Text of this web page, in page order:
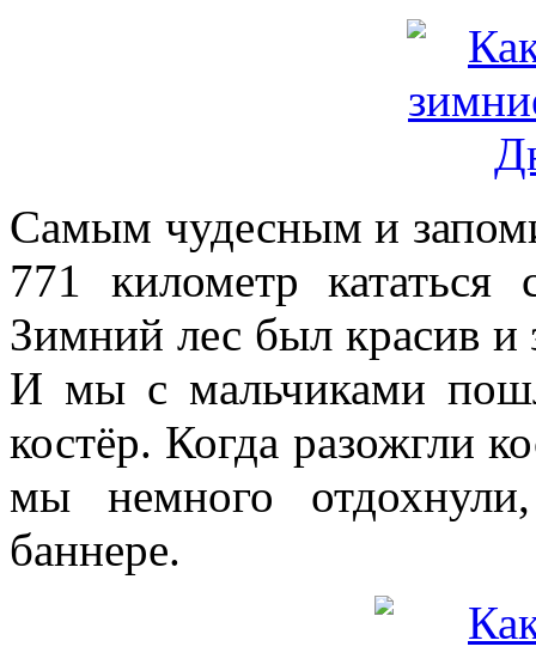
Самым чудесным и
771 километр
Зимний лес был красив и
И мы с мальчиками
костёр. Когда разожгли
мы немного
баннере.